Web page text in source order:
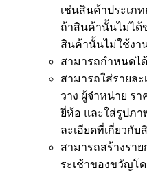
เช่นสินค้าประเภ
ถ้าสินค้านั้นไม่ได้
สินค้านั้นไม่ใช้งา
สามารถกำหนดไ
สามารถใส่รายล
วาง ผู้จำหน่าย ร
ยี่ห้อ และใส่รูปภา
ละเอียดที่เกี่ยวกับ
สามารถสร้างรา
ระเช้าของขวัญโ